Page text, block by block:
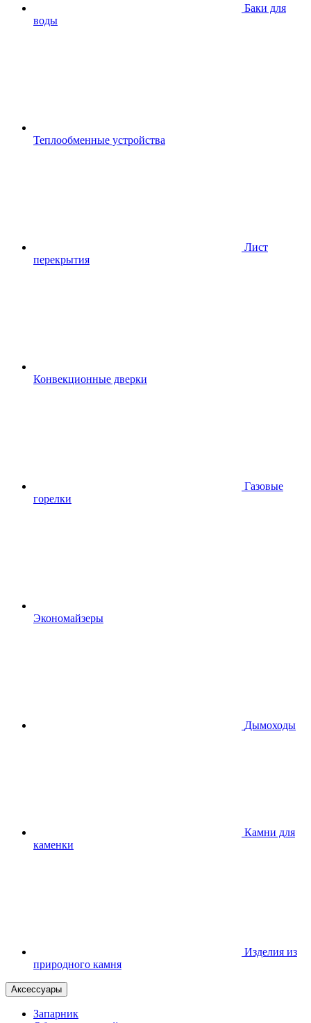
Баки для
воды
Теплообменные устройства
Лист
перекрытия
Конвекционные дверки
Газовые
горелки
Экономайзеры
Дымоходы
Камни для
каменки
Изделия из
природного камня
Аксессуары
Запарник